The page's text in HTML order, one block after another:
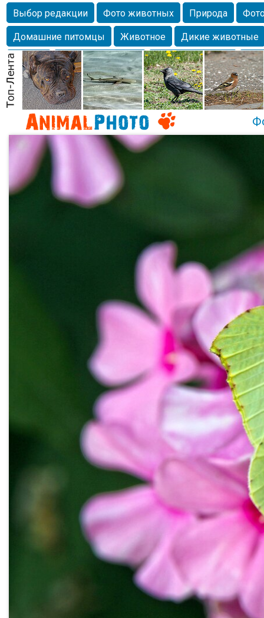
Выбор редакции Фото животных Природа
Домашние питомцы
Животное
Дикие животные
Собаки
Alexanderandronik Млекопитающие
Морда
Собачка Осень Портрет
Домашние
Насекомое
Коты Lebert Дикие птицы Утка